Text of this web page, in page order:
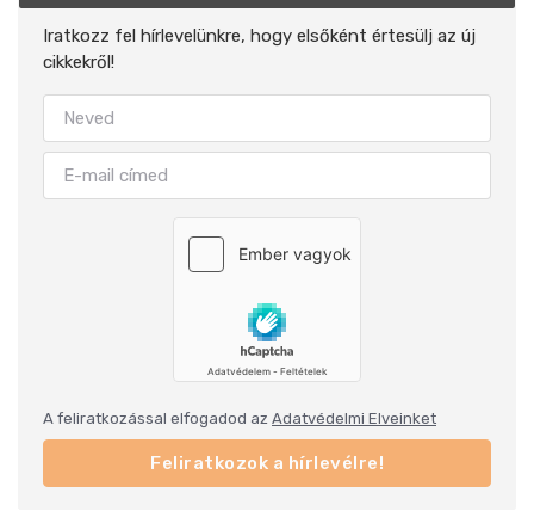
Iratkozz fel hírlevelünkre, hogy elsőként értesülj az új
cikkekről!
A feliratkozással elfogadod az Adatvédelmi Elveinket
Feliratkozok a hírlevélre!